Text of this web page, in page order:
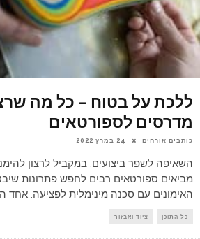
ללכת על בטוח – כל מה
מדרסים לספורטאים
כותבים אורחים 24 במרץ 2022
השאיפה לשפר ביצועים, במקביל לרצון
מביאים ספורטאים רבים לחפש פתרונות
האימונים עם סכנה מינימלית לפציעה. אחד
כל התוכן ציוד ואבזור